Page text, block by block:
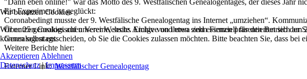
Ein Experiment ist geglückt:
Coronabedingt musste der 9. Westfälische Genealogentag ins Internet „umziehen“.
Über 25 genealogischen Vereine, sechs Archive und etwa zehn Firmen präsentierten sich
Genealogentags.
Weitere Berichte hier:
Externer Link:Westfälischer Genealogentag
Wir benutzen Cookies
Wir nutzen Cookies auf unserer Website. Einige von ihnen sind essenziell für den Betrieb
können selbst entscheiden, ob Sie die Cookies zulassen möchten. Bitte beachten Sie, dass
Akzeptieren Ablehnen
Datenschutz|Impressum